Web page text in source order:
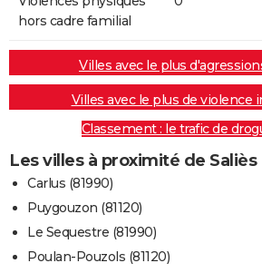
hors cadre familial
Villes avec le plus
Villes avec le plus de violence
Classement : le trafic de
Les villes à proximité de Saliès
Carlus (81990)
Puygouzon (81120)
Le Sequestre (81990)
Poulan-Pouzols (81120)